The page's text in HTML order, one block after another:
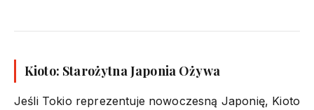
Kioto: Starożytna Japonia Ożywa
Jeśli Tokio reprezentuje nowoczesną Japonię, Kioto